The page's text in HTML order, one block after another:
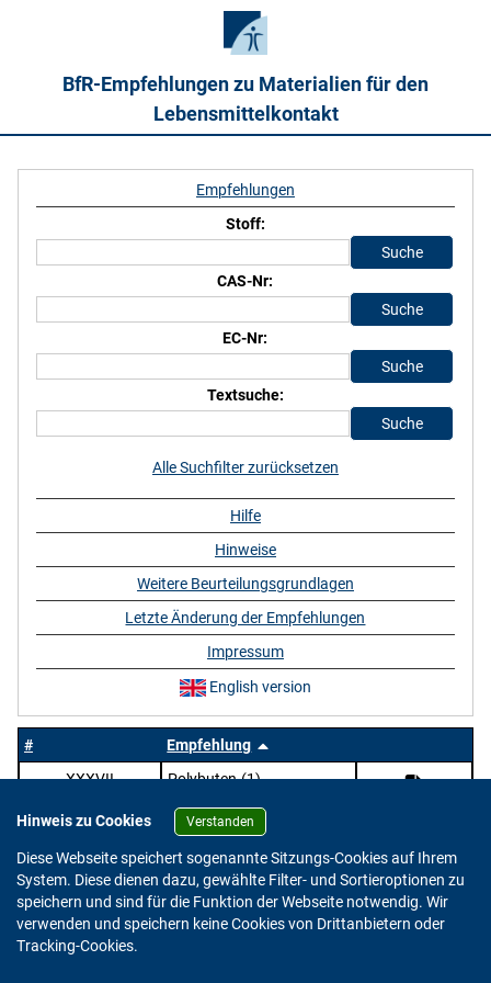
BfR-Empfehlungen zu Materialien für den
Lebensmittelkontakt
#
Empfehlung
XXXVII
Polybuten-(1)
Empfehlungen
Stoff:
CAS-Nr:
EC-Nr:
Textsuche:
Alle Suchfilter zurücksetzen
Hilfe
Hinweise
Weitere Beurteilungsgrundlagen
Letzte Änderung der Empfehlungen
Impressum
English version
Hinweis zu Cookies Verstanden
Diese Webseite speichert sogenannte Sitzungs-Cookies auf Ihrem
System. Diese dienen dazu, gewählte Filter- und Sortieroptionen zu
speichern und sind für die Funktion der Webseite notwendig. Wir
verwenden und speichern keine Cookies von Drittanbietern oder
Tracking-Cookies.